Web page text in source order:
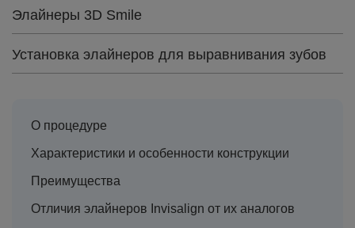
Элайнеры 3D Smile
Установка элайнеров для выравнивания зубов
О процедуре
Характеристики и особенности конструкции
Преимущества
Отличия элайнеров Invisalign от их аналогов